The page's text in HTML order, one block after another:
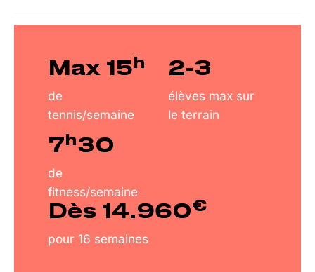
Max 15 h
de
tennis/semaine
7 h30
de
fitness/semaine
2-3
élèves max sur
le terrain
Dès 14.960€
pour 16 semaines